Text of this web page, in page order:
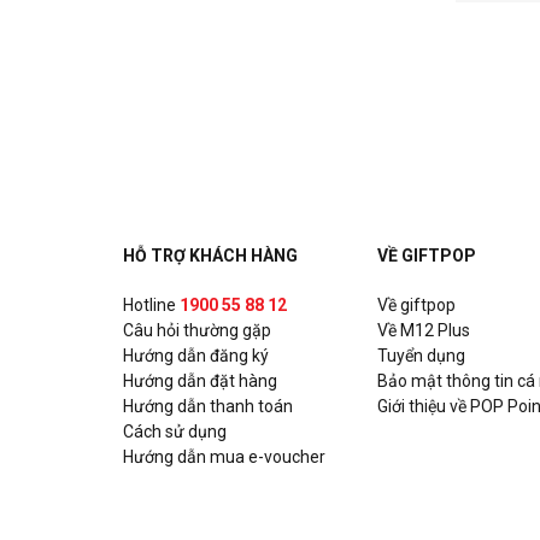
HỖ TRỢ KHÁCH HÀNG
Hotline 1900 55 88 12
Câu hỏi thường gặp
Hướng dẫn đăng ký
Hướng dẫn đặt hàng
Hướng dẫn thanh toán
Cách sử dụng
Hướng dẫn mua e-voucher
VỀ GIFTPOP
Về giftpop
Về M12 Plus
Tuyển dụng
Bảo mật thông tin cá
Giới thiệu về POP